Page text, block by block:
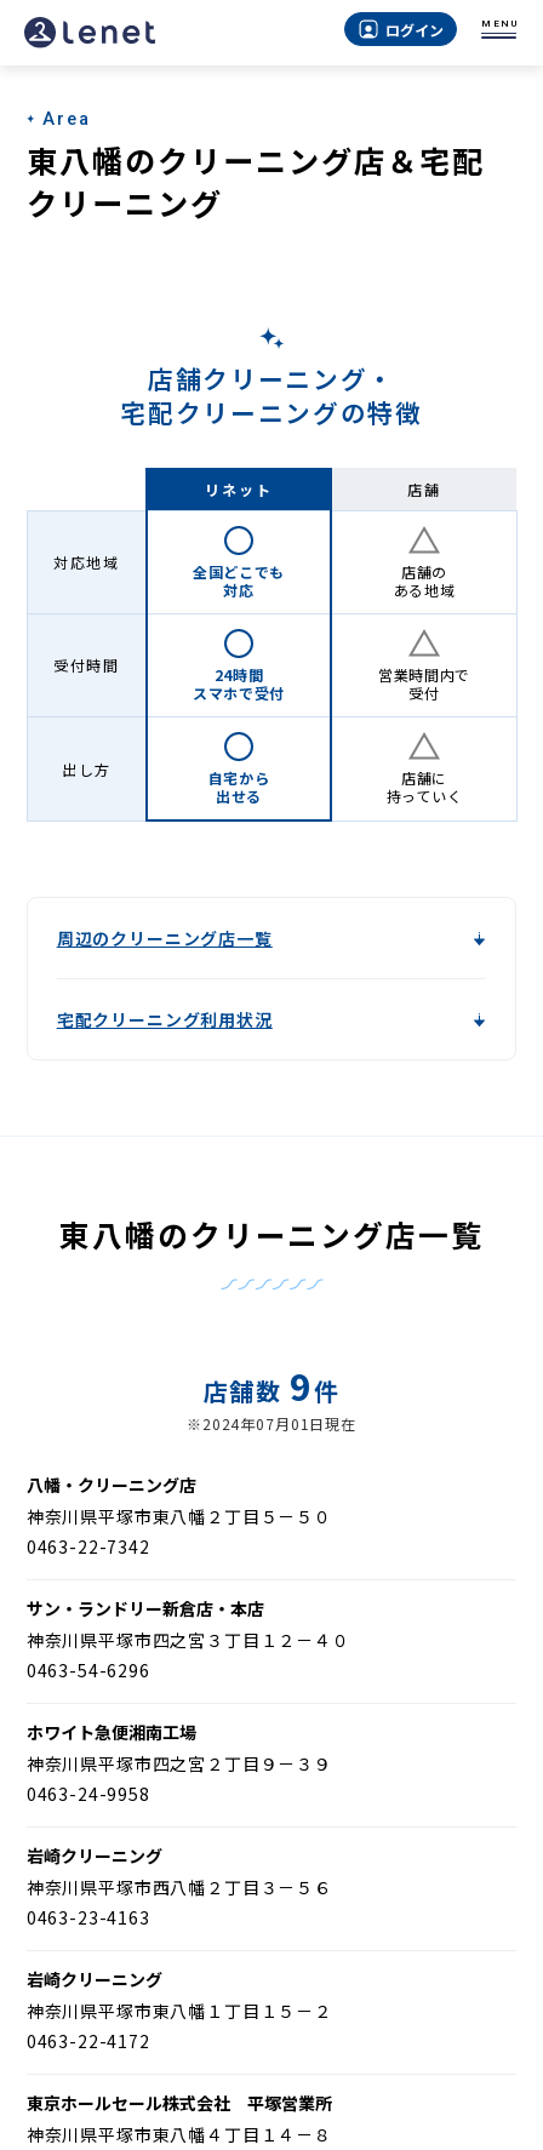
東
幡
の
宅
グ
ト〉
ログイン MENU
Area
東八幡のクリーニング店＆宅配
クリーニング
店舗クリーニング・
宅配クリーニングの特徴
リネット 店舗
対応地域
全国どこでも
対応
店舗の
ある地域
受付時間
24時間
スマホで受付
営業時間内で
受付
出し方
自宅から
出せる
店舗に
持っていく
周辺のクリーニング店一覧
宅配クリーニング利用状況
東八幡のクリーニング店一覧
店舗数 9件
※2024年07月01日現在
八幡・クリーニング店
神奈川県平塚市東八幡２丁目５－５０
0463-22-7342
サン・ランドリー新倉店・本店
神奈川県平塚市四之宮３丁目１２－４０
0463-54-6296
ホワイト急便湘南工場
神奈川県平塚市四之宮２丁目９－３９
0463-24-9958
岩崎クリーニング
神奈川県平塚市西八幡２丁目３－５６
0463-23-4163
岩崎クリーニング
神奈川県平塚市東八幡１丁目１５－２
0463-22-4172
東京ホールセール株式会社 平塚営業所
神奈川県平塚市東八幡４丁目１４－８